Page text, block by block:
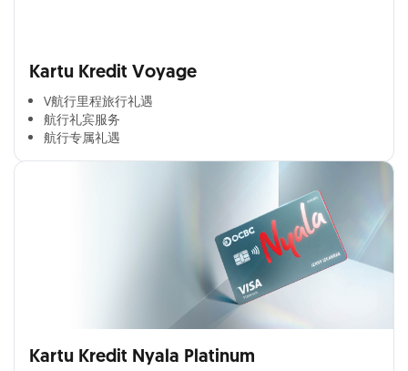
Kartu Kredit Voyage
V航行里程旅行礼遇
航行礼宾服务
航行专属礼遇
Kartu Kredit Nyala Platinum